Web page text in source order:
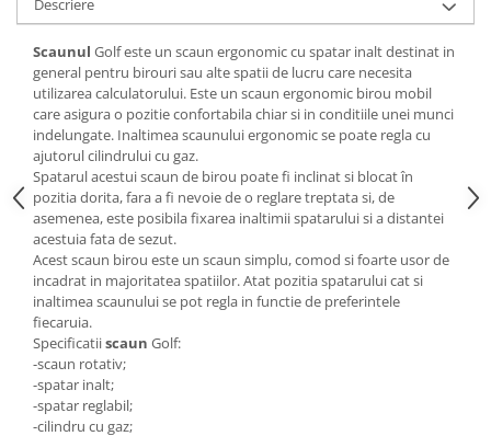
Mese gradinita
Scaune gradinita
Set mese si scaune gradinita
Mobilier copii
Mobila camera copii
Scaune birou pentru copii
Saltele patuturi copii
Paturi copii
Masa si scaune gradinita
Seturi comode living si dormitor
Descriere
Scaunul Golf este un scaun ergonomic cu spatar inalt destinat in
general pentru birouri sau alte spatii de lucru care necesita
utilizarea calculatorului. Este un scaun ergonomic birou mobil
care asigura o pozitie confortabila chiar si in conditiile unei munci
indelungate. Inaltimea scaunului ergonomic se poate regla cu
ajutorul cilindrului cu gaz.
Spatarul acestui scaun de birou poate fi inclinat si blocat în
pozitia dorita, fara a fi nevoie de o reglare treptata si, de
asemenea, este posibila fixarea inaltimii spatarului si a distantei
acestuia fata de sezut.
Acest scaun birou este un scaun simplu, comod si foarte usor de
incadrat in majoritatea spatiilor. Atat pozitia spatarului cat si
inaltimea scaunului se pot regla in functie de preferintele
fiecaruia.
Specificatiiscaun Golf:
-scaun rotativ;
-spatar inalt;
-spatar reglabil;
-cilindru cu gaz;